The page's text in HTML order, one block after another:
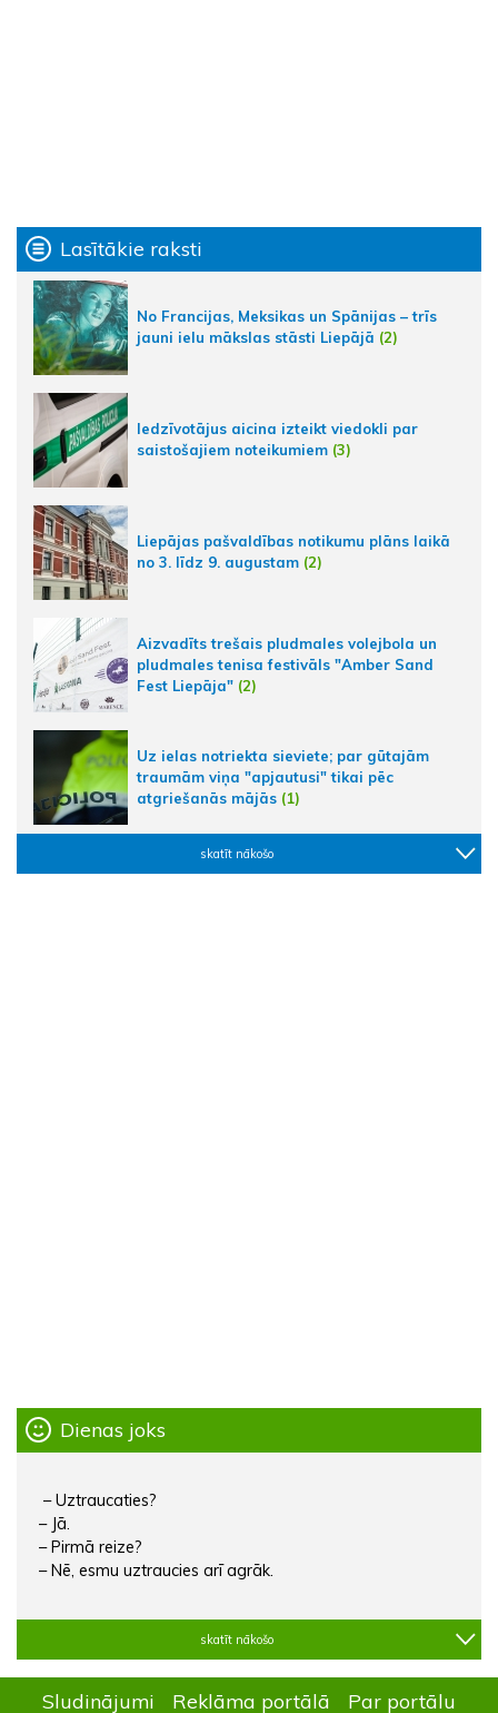
Lasītākie raksti
No Francijas, Meksikas un Spānijas – trīs
jauni ielu mākslas stāsti Liepājā (2)
Iedzīvotājus aicina izteikt viedokli par
saistošajiem noteikumiem (3)
Liepājas pašvaldības notikumu plāns laikā
no 3. līdz 9. augustam (2)
Aizvadīts trešais pludmales volejbola un
pludmales tenisa festivāls "Amber Sand
Fest Liepāja" (2)
Uz ielas notriekta sieviete; par gūtajām
traumām viņa "apjautusi" tikai pēc
atgriešanās mājās (1)
skatīt nākošo
Dienas joks
– Uztraucaties?
– Jā.
– Pirmā reize?
– Nē, esmu uztraucies arī agrāk.
skatīt nākošo
Sludinājumi Reklāma portālā Par portālu